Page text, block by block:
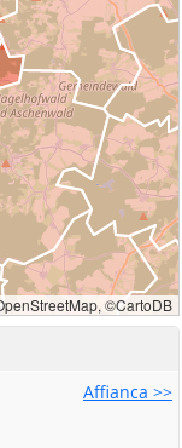
Affianca >>